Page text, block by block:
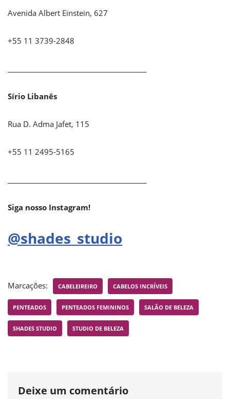
Avenida Albert Einstein, 627
+55 11 3739-2848
Sírio Libanês
Rua D. Adma Jafet, 115
+55 11 2495-5165
Siga nosso Instagram!
@shades_studio
Marcações: CABELEIREIRO CABELOS INCRÍVEIS
PENTEADOS PENTEADOS FEMININOS SALÃO DE BELEZA
SHADES STUDIO STUDIO DE BELEZA
Deixe um comentário